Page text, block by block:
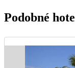
Podobné